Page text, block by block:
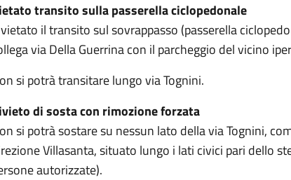
transito sulla passerella ciclopedonale
il transito sul sovrappasso (passerella
via Della Guerrina con il parcheggio del vicino
si potrà transitare lungo via Tognini.
di sosta con rimozione forzata
si potrà sostare su nessun lato della via Tognini,
Villasanta, situato lungo i lati civici pari dello
autorizzate).